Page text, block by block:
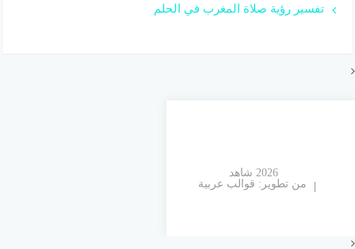
تفسير رؤية صلاة المغرب في الحلم
من تطوير: قوالب عربية